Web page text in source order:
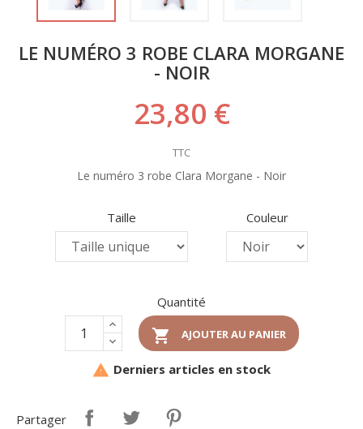
LE NUMÉRO 3 ROBE CLARA MORGANE
- NOIR
23,80 €
TTC
Le numéro 3 robe Clara Morgane - Noir
Taille Couleur
Quantité
 AJOUTER AU PANIER
 Derniers articles en stock
Partager